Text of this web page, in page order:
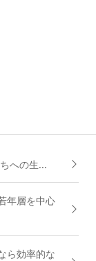
への生...
年層を中心
ら効率的な